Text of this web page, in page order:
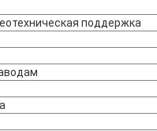
поддержка